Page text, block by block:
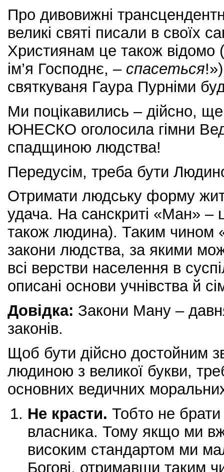
Про дивовижні
великі святі писали в своїх
Християнам це також відомо
ім’я Господнє, – спасеться
святкуваня Гаура Пурніми
Ми поцікавились – дійсно, ще
ЮНЕСКО оголосила гімни
спадщиною людства!
Передусім, треба бути
Отримати людську форму
удача. На санскриті «Ман» –
також людина). Таким чином
закони людства, за якими
всі верстви населення в
описані основи учнівства й
Довідка: Закони Ману –
законів.
Щоб бути дійсно достойним
людиною з великої букви,
основних ведичних
Не красти. Тобто не брати
власника. Тому якщо ми
високим стандартом ми
Богові, отримавши таким